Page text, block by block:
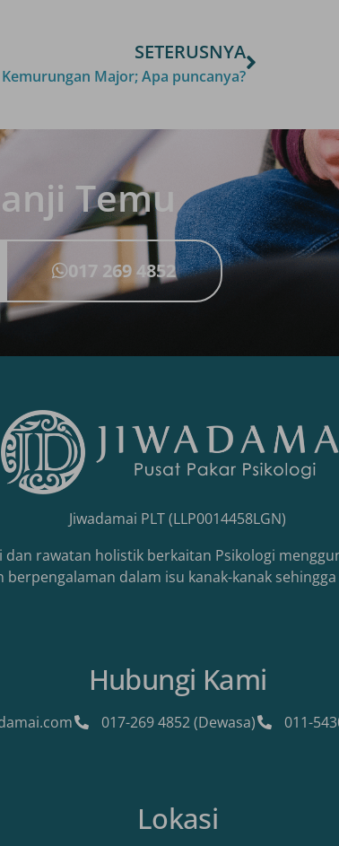
SETERUSNYA
Major; Apa puncanya?
Temu
017 269 4852
Jiwadamai PLT (LLP0014458LGN)
rawatan holistik berkaitan Psikologi
dalam isu kanak-kanak sehingga
Hubungi Kami
017-269 4852 (Dewasa) 011-
Lokasi